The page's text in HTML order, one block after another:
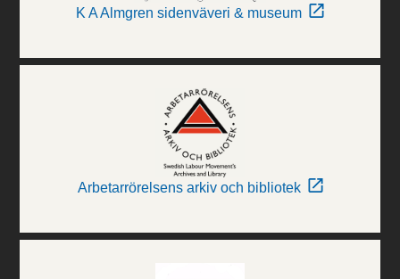
K A Almgren sidenväveri & museum
Arbetarrörelsens arkiv och bibliotek